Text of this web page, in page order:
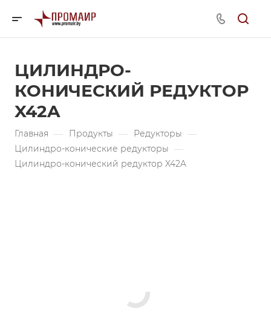
ЦИЛИНДРО-
КОНИЧЕСКИЙ РЕДУКТОР
X42A
Главная — Продукты — Редукторы —
Цилиндро-конические редукторы —
Цилиндро-конический редуктор X42A